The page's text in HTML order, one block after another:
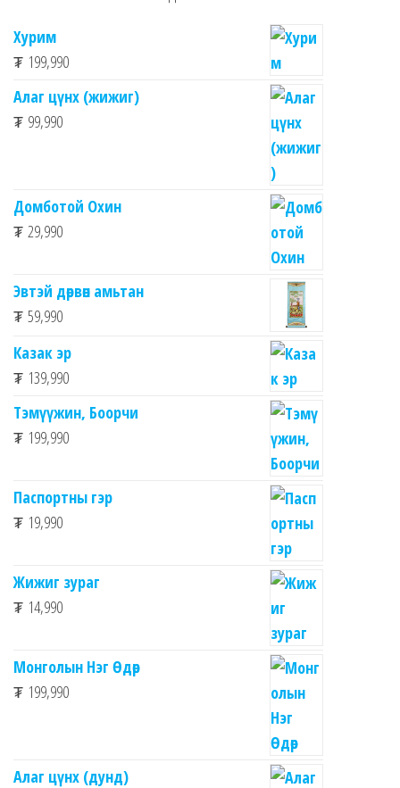
Хурим
₮ 199,990
Алаг цүнх (жижиг)
₮ 99,990
Домботой Охин
₮ 29,990
Эвтэй дөрвөн амьтан
₮ 59,990
Казак эр
₮ 139,990
Тэмүүжин, Боорчи
₮ 199,990
Паспортны гэр
₮ 19,990
Жижиг зураг
₮ 14,990
Монголын Нэг Өдөр
₮ 199,990
Алаг цүнх (дунд)